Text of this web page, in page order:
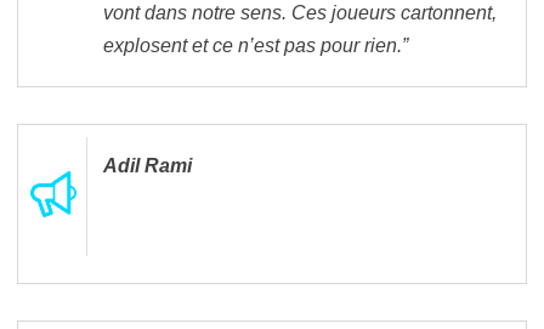
vont dans notre sens. Ces joueurs cartonnent,
explosent et ce n’est pas pour rien.”
Adil Rami